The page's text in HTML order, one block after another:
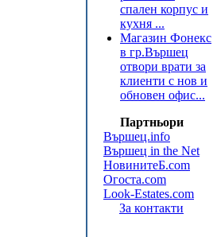
спален корпус и
кухня ...
Магазин Фонекс
в гр.Вършец
отвори врати за
клиенти с нов и
обновен офис...
Партньори
Вършец.info
Вършец in the Net
НовинитеБ.com
Огоста.com
Look-Estates.com
За контакти